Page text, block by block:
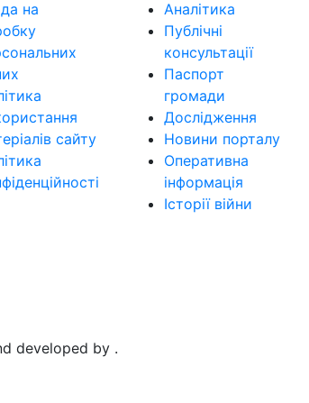
на
сайту
Аналітика
Публічні
консультації
Паспорт
громади
Дослідження
Новини порталу
Оперативна
інформація
Історії війни
developed by .